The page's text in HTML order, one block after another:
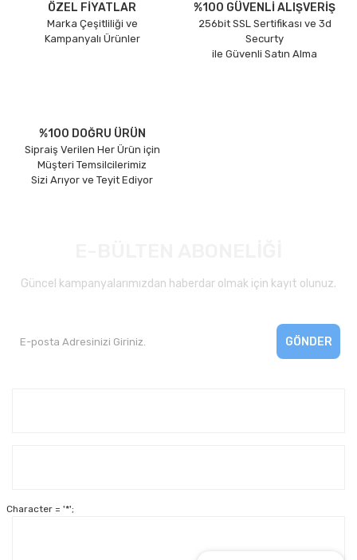
ÖZEL FİYATLAR
Marka Çeşitliliği ve
Kampanyalı Ürünler
%100 GÜVENLİ ALIŞVERİŞ
256bit SSL Sertifikası ve 3d
Securty
ile Güvenli Satın Alma
%100 DOĞRU ÜRÜN
Sipraiş Verilen Her Ürün için
Müşteri Temsilcilerimiz
Sizi Arıyor ve Teyit Ediyor
Güncel kampanyalarımızdan haberdar olmak için kayıt olunuz.
GÖNDER
Character = '*';